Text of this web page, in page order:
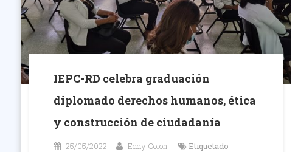
IEPC-RD celebra graduación
diplomado derechos humanos, ética
y construcción de ciudadanía
25/05/2022 Eddy Colon
Etiquetado